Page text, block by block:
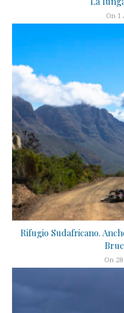
On 1
Rifugio Sudafricano.
On